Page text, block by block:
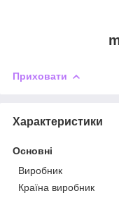
Приховати
Характеристики
Основні
Виробник
Країна виробник